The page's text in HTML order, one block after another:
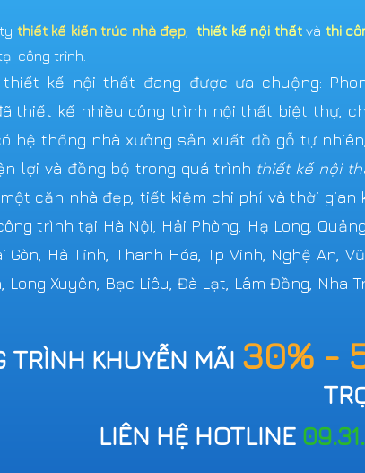
thiết kế kiến trúc nhà đẹp ,thiết kế nội thấtvà thi
công trình.
thiết kế nội thất đang được ưa chuộng:
thiết kế nhiều công trình nội thất biệt thự,
hệ thống nhà xưởng sản xuất đồ gỗ tự
lợi và đồng bộ trong quá trình thiết kế nội
căn nhà đẹp, tiết kiệm chi phí và thời
trình tại Hà Nội, Hải Phòng, Hạ Long,
Gòn, Hà Tĩnh, Thanh Hóa, Tp Vinh, Nghệ An,
Long Xuyên, Bạc Liêu, Đà Lạt, Lâm Đồng, Nha
TRÌNH KHUYỄN MÃI 30% -
LIÊN HỆ HOTLINE